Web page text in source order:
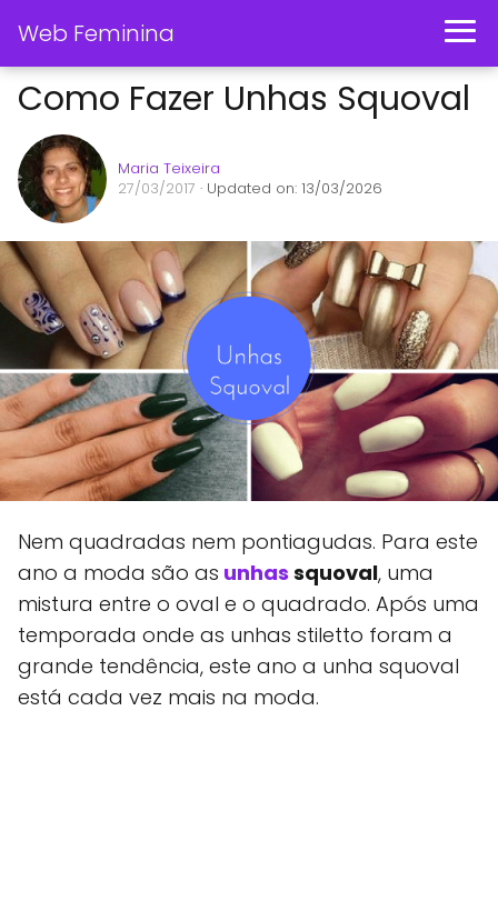
Web Feminina
Como Fazer Unhas Squoval
Maria Teixeira
27/03/2017 · Updated on: 13/03/2026
Nem quadradas nem pontiagudas. Para este
ano a moda são as unhas squoval, uma
mistura entre o oval e o quadrado. Após uma
temporada onde as unhas stiletto foram a
grande tendência, este ano a unha squoval
está cada vez mais na moda.